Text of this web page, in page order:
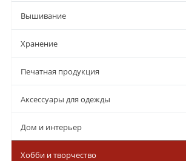
Вышивание
Хранение
Печатная продукция
Аксессуары для одежды
Дом и интерьер
Хобби и творчество